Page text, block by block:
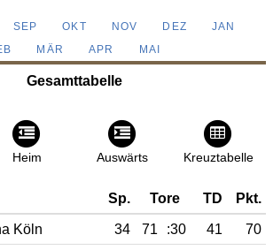
SEP OKT NOV DEZ
JAN
MÄR APR MAI
Gesamttabelle
Heim Auswärts Kreuztabelle
Sp. Tore TD Pkt.
Köln 34 71 :30 41
70